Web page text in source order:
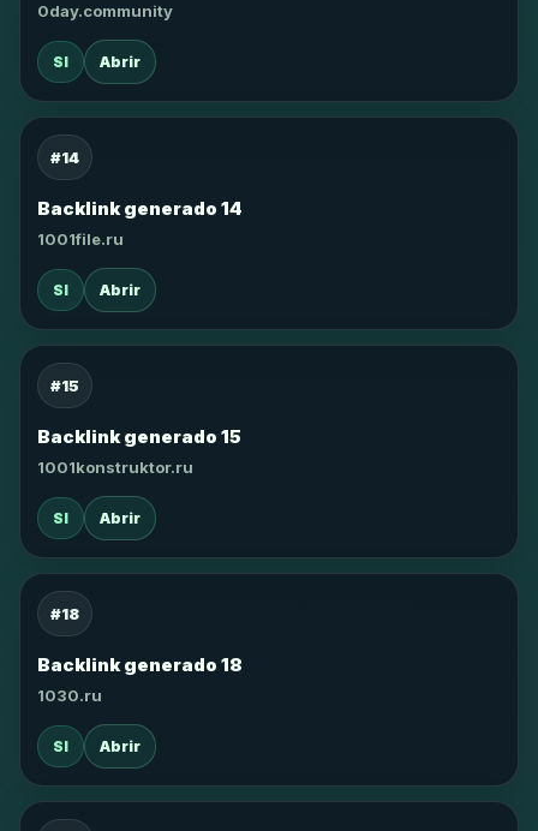
0day.community
SI Abrir
#14
Backlink generado 14
1001file.ru
SI Abrir
#15
Backlink generado 15
1001konstruktor.ru
SI Abrir
#18
Backlink generado 18
1030.ru
SI Abrir